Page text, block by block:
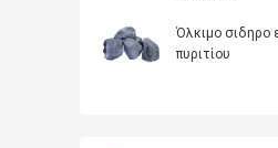
Όλκιμο σιδηρο
πυριτίου